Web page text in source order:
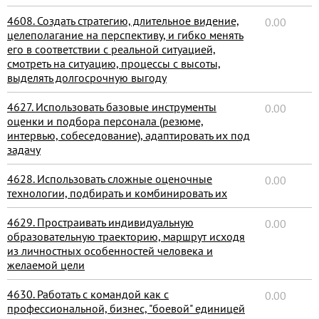
4608. Создать стратегию, длительное видение,
целеполагание на перспективу, и гибко менять
его в соответствии с реальной ситуацией,
смотреть на ситуацию, процессы с высоты,
выделять долгосрочную выгоду
0.00
4627. Использовать базовые инструменты
оценки и подбора персонала (резюме,
интервью, собеседование), адаптировать их под
задачу
0.00
4628. Использовать сложные оценочные
технологии, подбирать и комбинировать их
0.00
4629. Простраивать индивидуальную
образовательную траекторию, маршрут исходя
из личностных особенностей человека и
желаемой цели
0.00
4630. Работать с командой как с
профессиональной, бизнес, "боевой" единицей
0.00